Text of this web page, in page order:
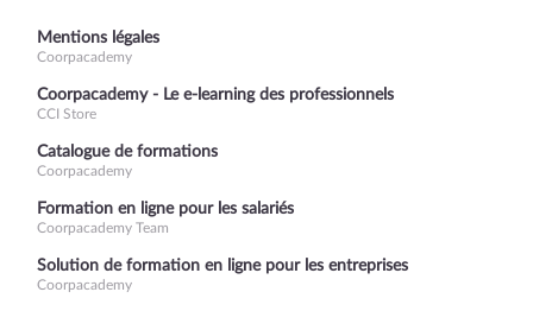
Mentions légales
Coorpacademy
Coorpacademy - Le e-learning des professionnels
CCI Store
Catalogue de formations
Coorpacademy
Formation en ligne pour les salariés
Coorpacademy Team
Solution de formation en ligne pour les entreprises
Coorpacademy